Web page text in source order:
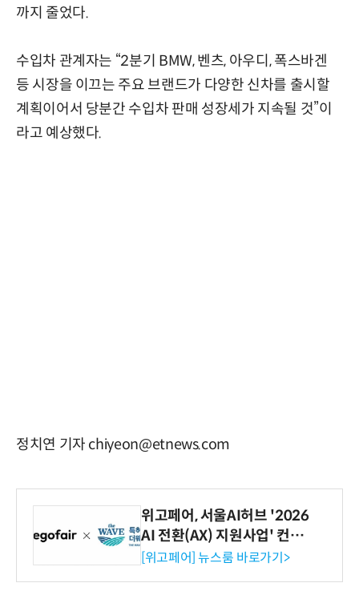
까지 줄었다.
수입차 관계자는 “2분기 BMW, 벤츠, 아우디, 폭스바겐
등 시장을 이끄는 주요 브랜드가 다양한 신차를 출시할
계획이어서 당분간 수입차 판매 성장세가 지속될 것”이
라고 예상했다.
정치연 기자 chiyeon@etnews.com
위고페어, 서울AI허브 '2026
AI 전환(AX) 지원사업' 컨소
시엄 선정
[위고페어] 뉴스룸 바로가기>